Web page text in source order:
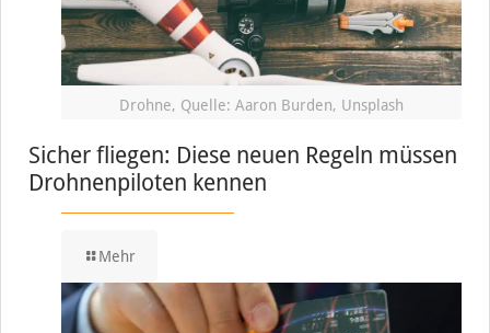
Drohne, Quelle: Aaron Burden, Unsplash
Sicher fliegen: Diese neuen Regeln müssen
Drohnenpiloten kennen
Mehr